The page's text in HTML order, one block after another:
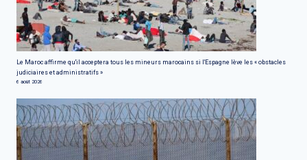
Le Maroc affirme qu'il acceptera tous les mineurs marocains si l'Espagne lève les « obstacles
judiciaires et administratifs »
6 août 2026